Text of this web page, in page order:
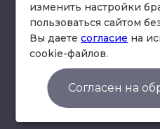
© Юридическая
Согласие на
изменить настройки
пользоваться сайтом
Вы даетесогласие на
cookie-файлов.
Согласен на